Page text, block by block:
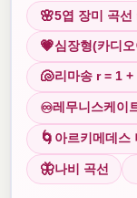
🌸5엽 장미 곡
💗심장형(카디
🐚리마송 r = 1
♾레무니스케이
🌀 아르키메데스
🦋나비 곡선